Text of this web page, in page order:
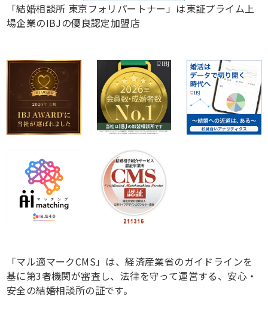
「結婚相談所 東京フォリパートナー」は東証プライム上
場企業のIBJの優良認定加盟店
「マル適マークCMS」は、経済産業省のガイドラインを
基に第3者機関が審査し、法律を守って運営する、安心・
安全の結婚相談所の証です。